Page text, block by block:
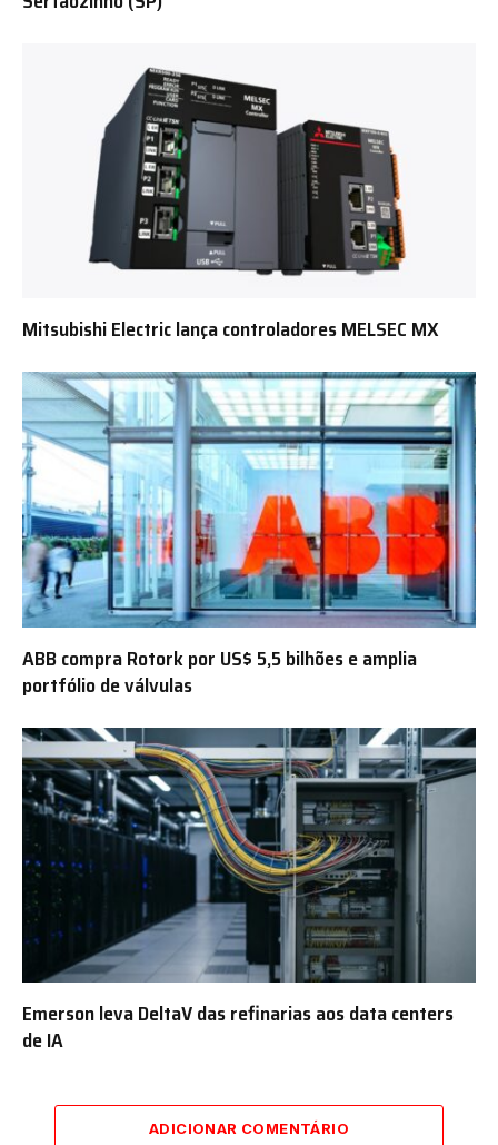
Mitsubishi Electric lança controladores MELSEC MX
ABB compra Rotork por US$ 5,5 bilhões e amplia
portfólio de válvulas
Emerson leva DeltaV das refinarias aos data centers
de IA
ADICIONAR COMENTÁRIO